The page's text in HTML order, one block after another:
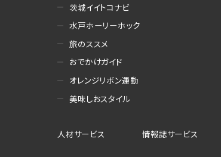
茨城イイトコナビ
水戸ホーリーホック
旅のススメ
おでかけガイド
オレンジリボン運動
美味しおスタイル
人材サービス 情報誌サービス